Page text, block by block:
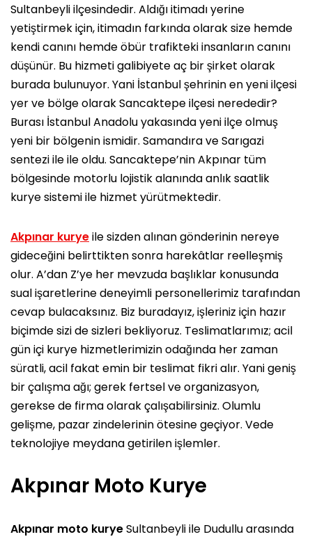
Sultanbeyli ilçesindedir. Aldığı itimadı yerine
yetiştirmek için, itimadın farkında olarak size hemde
kendi canını hemde öbür trafikteki insanların canını
düşünür. Bu hizmeti galibiyete aç bir şirket olarak
burada bulunuyor. Yani İstanbul şehrinin en yeni ilçesi
yer ve bölge olarak Sancaktepe ilçesi nerededir?
Burası İstanbul Anadolu yakasında yeni ilçe olmuş
yeni bir bölgenin ismidir. Samandıra ve Sarıgazi
sentezi ile ile oldu. Sancaktepe’nin Akpınar tüm
bölgesinde motorlu lojistik alanında anlık saatlik
kurye sistemi ile hizmet yürütmektedir.
Akpınar kuryeile sizden alınan gönderinin nereye
gideceğini belirttikten sonra harekâtlar reelleşmiş
olur. A’dan Z’ye her mevzuda başlıklar konusunda
sual işaretlerine deneyimli personellerimiz tarafından
cevap bulacaksınız. Biz buradayız, işleriniz için hazır
biçimde sizi de sizleri bekliyoruz. Teslimatlarımız; acil
gün içi kurye hizmetlerimizin odağında her zaman
süratli, acil fakat emin bir teslimat fikri alır. Yani geniş
bir çalışma ağı; gerek fertsel ve organizasyon,
gerekse de firma olarak çalışabilirsiniz. Olumlu
gelişme, pazar zindelerinin ötesine geçiyor. Vede
teknolojiye meydana getirilen işlemler.
Akpınar Moto Kurye
Akpınar moto kuryeSultanbeyli ile Dudullu arasında